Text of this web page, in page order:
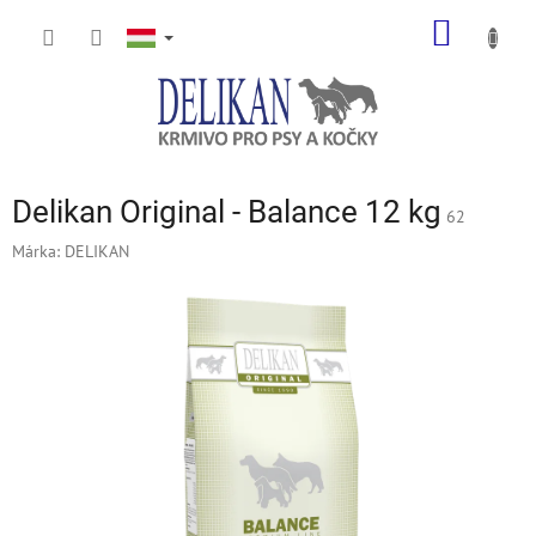
KOSÁR
Delikan Original - Balance 12 kg 62
Márka: DELIKAN